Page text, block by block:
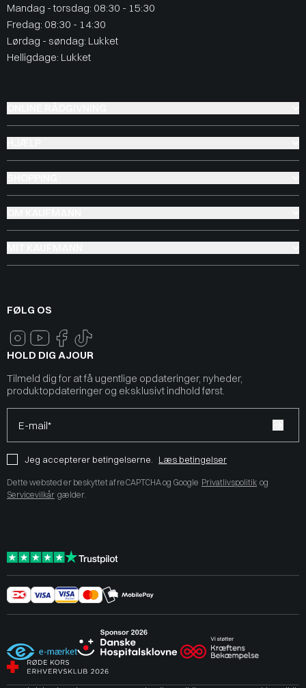
Mandag - torsdag: 08:30 - 15:30
Fredag: 08:30 - 14:30
Lørdag - søndag: Lukket
Helligdage: Lukket
FØLG OS
HOLD DIG AJOUR
Tilmeld dig for at få ugentlige opdateringer, nyheder,
produktopdateringer og eksklusivt indhold først.
E-mail*
Jeg accepterer betingelserne. Læs betingelser
Dette websted er beskyttet af reCAPTCHA og Google Privatlivspolitik og
Servicevilkår gælder.